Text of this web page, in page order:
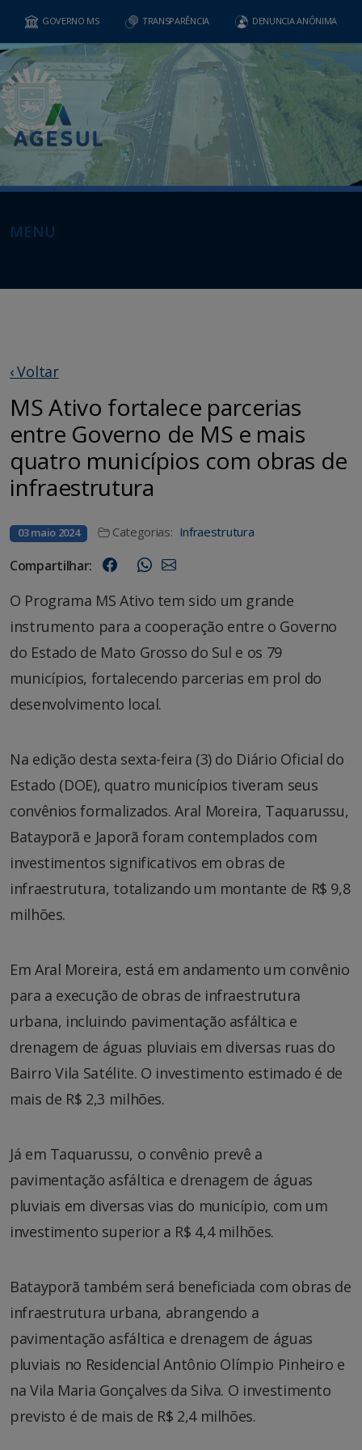
GOVERNO MS TRANSPARÊNCIA DENUNCIA ANÔNIMA
MENU
‹ Voltar
MS Ativo fortalece parcerias
entre Governo de MS e mais
quatro municípios com obras de
infraestrutura
03 maio 2024 Categorias: Infraestrutura
Compartilhar:
O Programa MS Ativo tem sido um grande
instrumento para a cooperação entre o Governo
do Estado de Mato Grosso do Sul e os 79
municípios, fortalecendo parcerias em prol do
desenvolvimento local.
Na edição desta sexta-feira (3) do Diário Oficial do
Estado (DOE), quatro municípios tiveram seus
convênios formalizados. Aral Moreira, Taquarussu,
Batayporã e Japorã foram contemplados com
investimentos significativos em obras de
infraestrutura, totalizando um montante de R$ 9,8
milhões.
Em Aral Moreira, está em andamento um convênio
para a execução de obras de infraestrutura
urbana, incluindo pavimentação asfáltica e
drenagem de águas pluviais em diversas ruas do
Bairro Vila Satélite. O investimento estimado é de
mais de R$ 2,3 milhões.
Já em Taquarussu, o convênio prevê a
pavimentação asfáltica e drenagem de águas
pluviais em diversas vias do município, com um
investimento superior a R$ 4,4 milhões.
Batayporã também será beneficiada com obras de
infraestrutura urbana, abrangendo a
pavimentação asfáltica e drenagem de águas
pluviais no Residencial Antônio Olímpio Pinheiro e
na Vila Maria Gonçalves da Silva. O investimento
previsto é de mais de R$ 2,4 milhões.